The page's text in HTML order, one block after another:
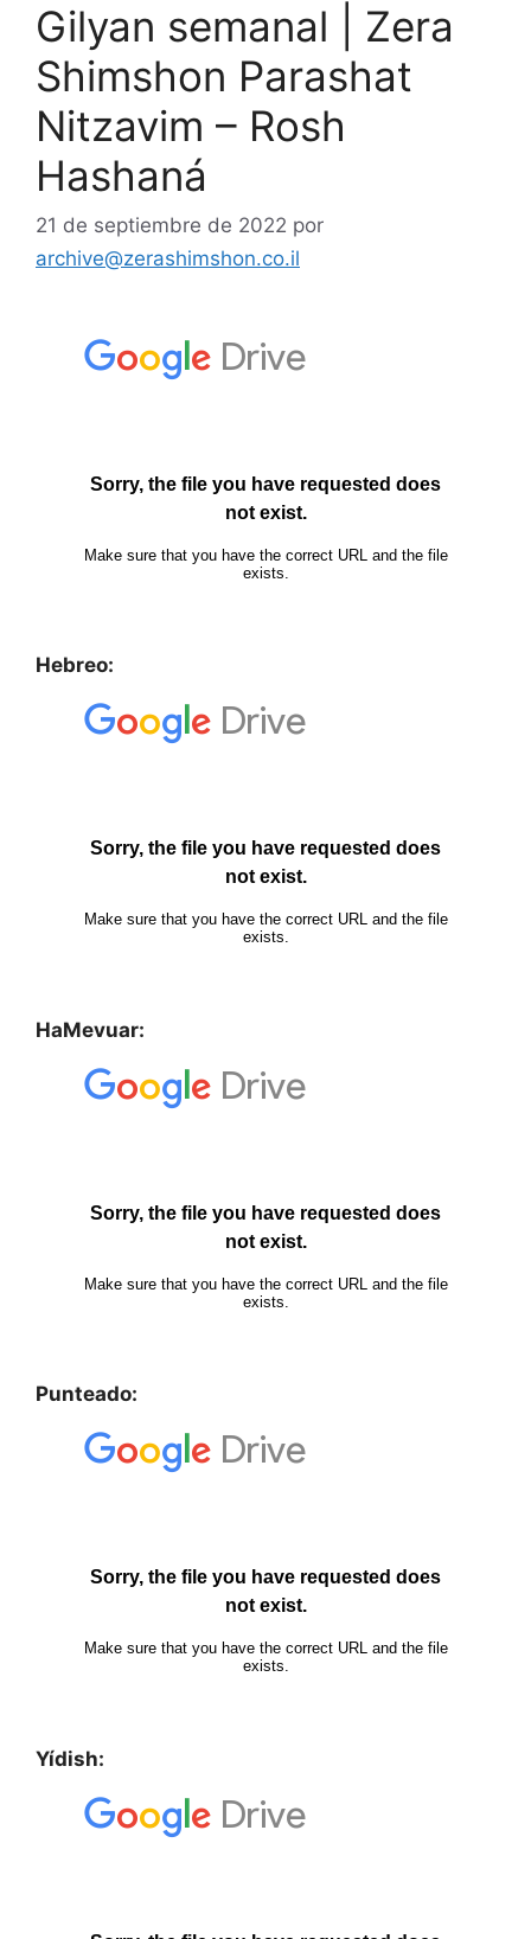
Gilyan semanal | Zera
Shimshon Parashat
Nitzavim – Rosh
Hashaná
21 de septiembre de 2022 por
archive@zerashimshon.co.il
Hebreo:
HaMevuar:
Punteado:
Yídish: